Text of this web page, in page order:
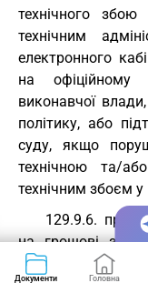
технічного
технічним
електронного
на офіційному
виконавчої
політику, або
суду, якщо
технічною та/
технічним збоєм у
129.9.6.
на грошові
спадкодавців;
Документи Головна